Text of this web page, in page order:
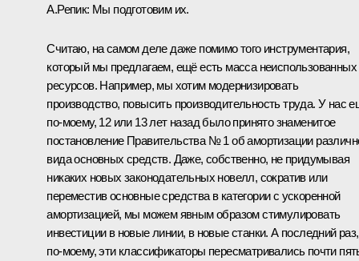
А.Репик: Мы подготовим их.
Считаю, на самом деле даже помимо того инструментария,
который мы предлагаем, ещё есть масса неиспользованных
ресурсов. Например, мы хотим модернизировать
производство, повысить производительность труда. У нас
по‑моему, 12 или 13 лет назад было принято знаменитое
постановление Правительства № 1 об амортизации
вида основных средств. Даже, собственно, не придумывая
никаких новых законодательных новелл, сократив или
переместив основные средства в категории с ускоренной
амортизацией, мы можем явным образом стимулировать
инвестиции в новые линии, в новые станки. А последний раз,
по‑моему, эти классификаторы пересматривались почти